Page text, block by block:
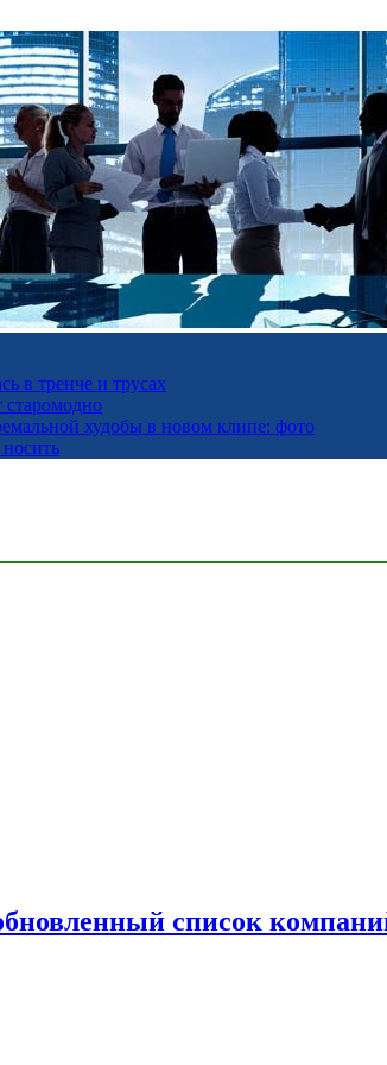
в тренче и трусах
старомодно
худобы в новом клипе: фото
список